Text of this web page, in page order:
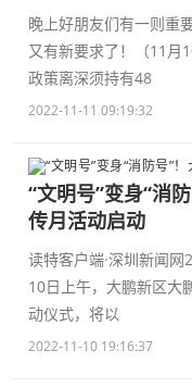
晚上好朋友们有一则重
又有新要求了！（11月
政策离深须持有48
2022-11-11 09:19:32
“文明号”变身“消
传月活动启动
读特客户端·深圳新闻
10日上午，大鹏新区大
动仪式，将以
2022-11-10 19:16:37